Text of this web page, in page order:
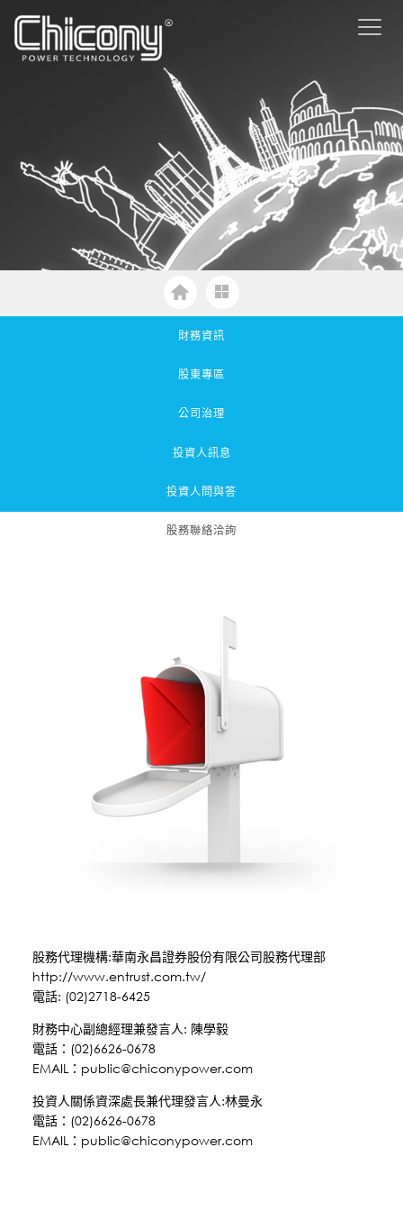
財務資訊
股東專區
公司治理
投資人訊息
投資人問與答
股務聯絡洽詢
股務代理機構:華南永昌證券股份有限公司股務代理部
http://www.entrust.com.tw/
電話: (02)2718-6425
財務中心副總經理兼發言人: 陳學毅
電話：(02)6626-0678
EMAIL： public@chiconypower.com
投資人關係資深處長兼代理發言人:林曼永
電話：(02)6626-0678
EMAIL： public@chiconypower.com